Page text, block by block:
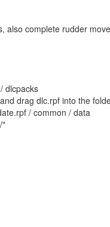
also complete rudder
dlcpacks
drag dlc.rpf into the
/ common / data
"